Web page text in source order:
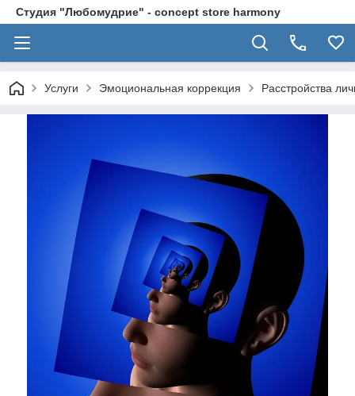
Студия "Любомудрие" - concept store harmony
Услуги Эмоциональная коррекция Расстройства